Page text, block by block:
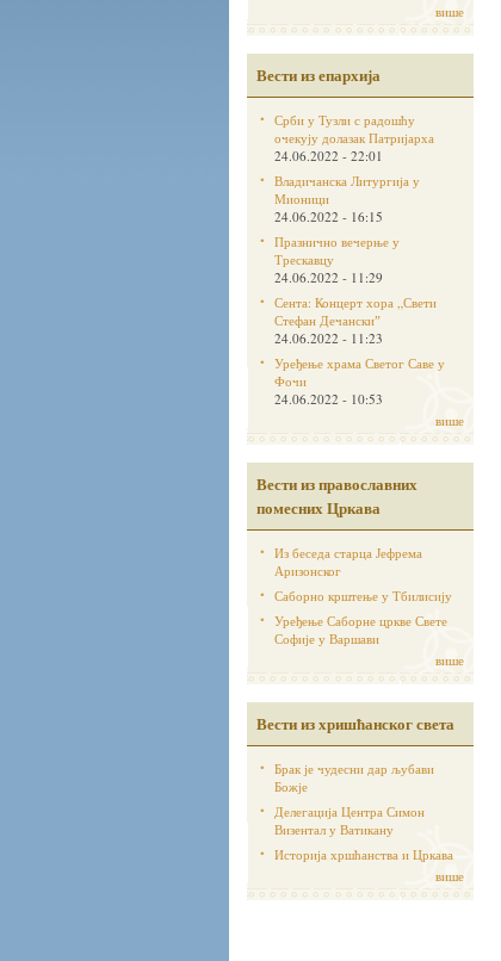
више
Вести из епархија
Срби у Тузли с радошћу
очекују долазак Патријарха
24.06.2022 - 22:01
Владичанска Литургија у
Мионици
24.06.2022 - 16:15
Празнично вечерње у
Трескавцу
24.06.2022 - 11:29
Сента: Концерт хора „Свети
Стефан Дечанскиˮ
24.06.2022 - 11:23
Уређење храма Светог Саве у
Фочи
24.06.2022 - 10:53
више
Вести из православних
помесних Цркава
Из беседа старца Јефрема
Аризонског
Саборно крштење у Тбилисију
Уређење Саборне цркве Свете
Софије у Варшави
више
Вести из хришћанског света
Брак је чудесни дар љубави
Божје
Делегација Центра Симон
Визентал у Ватикану
Историја хршћанства и Цркава
више